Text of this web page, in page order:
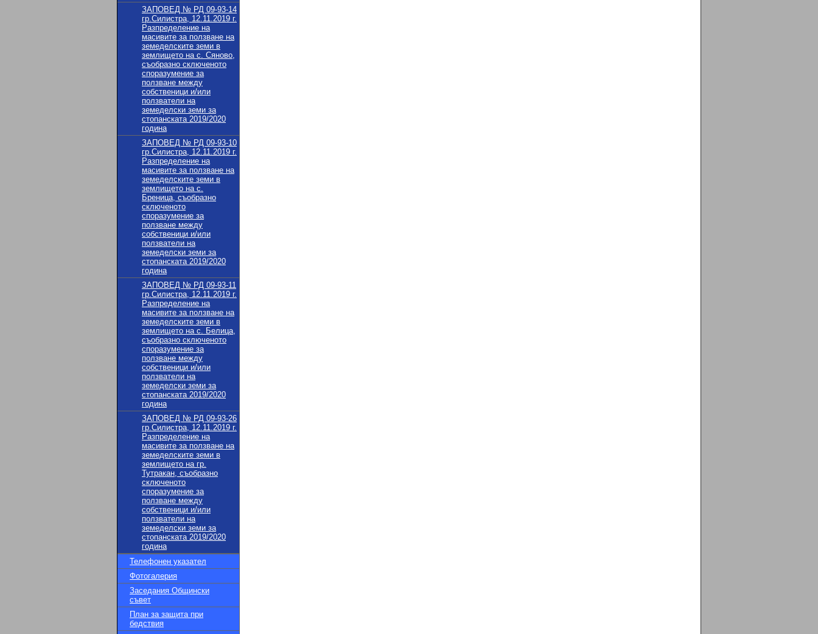
ЗАПОВЕД № РД 09-93-14
гр.Силистра, 12.11.2019 г.
Разпределение на
масивите за ползване на
земеделските земи в
землището на с. Сяново,
съобразно сключеното
споразумение за
ползване между
собственици и/или
ползватели на
земеделски земи за
стопанската 2019/2020
година
ЗАПОВЕД № РД 09-93-10
гр.Силистра, 12.11.2019 г.
Разпределение на
масивите за ползване на
земеделските земи в
землището на с.
Бреница, съобразно
сключеното
споразумение за
ползване между
собственици и/или
ползватели на
земеделски земи за
стопанската 2019/2020
година
ЗАПОВЕД № РД 09-93-11
гр.Силистра, 12.11.2019 г.
Разпределение на
масивите за ползване на
земеделските земи в
землището на с. Белица,
съобразно сключеното
споразумение за
ползване между
собственици и/или
ползватели на
земеделски земи за
стопанската 2019/2020
година
ЗАПОВЕД № РД 09-93-26
гр.Силистра, 12.11.2019 г.
Разпределение на
масивите за ползване на
земеделските земи в
землището на гр.
Тутракан, съобразно
сключеното
споразумение за
ползване между
собственици и/или
ползватели на
земеделски земи за
стопанската 2019/2020
година
Телефонен указател
Фотогалерия
Заседания Общински
съвет
План за защита при
бедствия